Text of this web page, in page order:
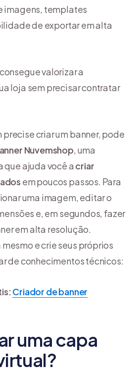
imagens, templates
de exportar em alta
valorizar a
loja sem precisar contratar
criar um banner, pode
Nuvemshop, uma
ajuda você a criar
em poucos passos. Para
uma imagem, editar o
e, em segundos, fazer
em alta resolução.
e crie seus próprios
de conhecimentos técnicos:
Criador de banner
uma capa